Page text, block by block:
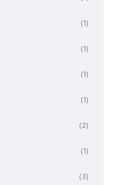
(1)
(1)
(1)
(1)
(2)
(1)
(3)